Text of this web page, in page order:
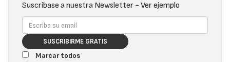
Suscríbase a nuestra Newsletter - Ver ejemplo
SUSCRIBIRME GRATIS
Marcar todos